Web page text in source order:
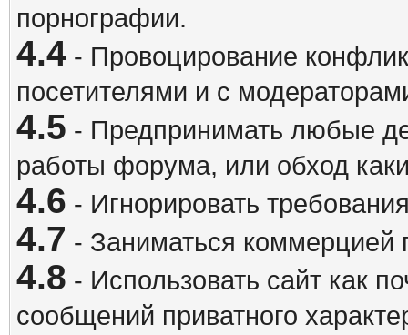
порнографии.
4.4- Провоцирование
посетителями и с
4.5 - Предпринимать любые
работы форума, или обход
4.6 - Игнорировать
4.7 - Заниматься коммерцией
4.8 - Использовать сайт как
сообщений приватного